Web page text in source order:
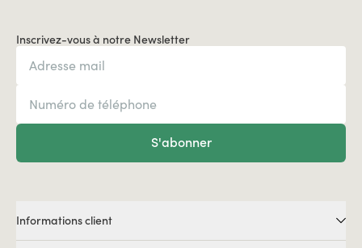
Inscrivez-vous à notre Newsletter
S'abonner
Informations client